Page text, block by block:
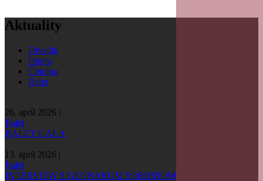
Aktuality
Divadlo
Opera
Činohra
Balet
26. apríl 2026 |
Balet
BALET GALA
13. apríl 2026 |
Balet
INTERVIEW S GENNAROM SORBINOM